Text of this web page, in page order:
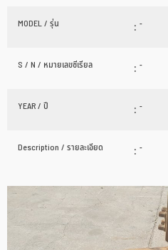
MODEL / รุ่น : -
S / N / หมายเลขซีเรียล : -
YEAR / ปี : -
Description / รายละเอียด : -